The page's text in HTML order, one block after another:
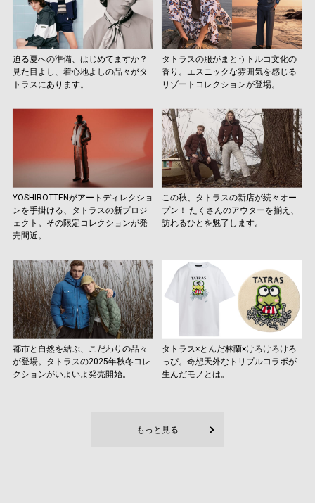
迫る夏への準備、はじめてますか？
見た目よし、着心地よしの品々がタ
トラスにあります。
タトラスの服がまとうトルコ文化の
香り。エスニックな雰囲気を感じる
リゾートコレクションが登場。
YOSHIROTTENがアートディレクショ
ンを手掛ける、タトラスの新プロジ
ェクト。その限定コレクションが発
売間近。
この秋、タトラスの新店が続々オー
プン！ たくさんのアウターを揃え、
訪れるひとを魅了します。
都市と自然を結ぶ、こだわりの品々
が登場。タトラスの2025年秋冬コレ
クションがいよいよ発売開始。
タトラス×とんだ林蘭×けろけろけろ
っぴ。奇想天外なトリプルコラボが
生んだモノとは。
もっと見る